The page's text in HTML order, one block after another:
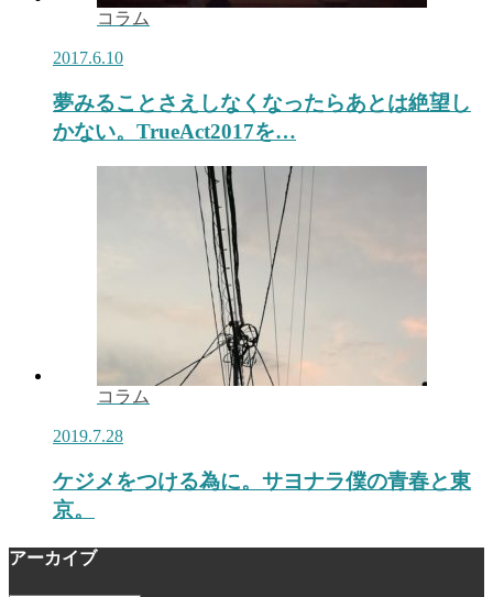
コラム
2017.6.10
夢みることさえしなくなったらあとは絶望し
かない。TrueAct2017を…
コラム
2019.7.28
ケジメをつける為に。サヨナラ僕の青春と東
京。
アーカイブ